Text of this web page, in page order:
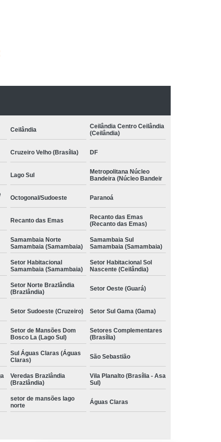
Neuroevolutivo Bobath Infantil
Bobath Asa Sul
Claras
Conceito Bobath
Neuroevolutivo Bobath
Ceilândia
Ceilândia Centro Ceilândia
(Ceilândia)
Cruzeiro Velho (Brasília) DF
Lago Sul
Metropolitana Núcleo
Bandeira (Núcleo Bandeir
Octogonal/Sudoeste Paranoá
Recanto das Emas
Recanto das Emas
(Recanto das Emas)
Samambaia Norte
Samambaia (Samambaia)
Samambaia Sul
Samambaia (Samambaia)
Setor Habitacional
Samambaia (Samambaia)
Setor Habitacional Sol
Nascente (Ceilândia)
Setor Norte Brazlândia
(Brazlândia)
Setor Oeste (Guará)
Setor Sudoeste (Cruzeiro) Setor Sul Gama (Gama)
Setor de Mansões Dom
Bosco La (Lago Sul)
Setores Complementares
(Brasília)
Sul Águas Claras (Águas
Claras)
São Sebastião
Veredas Brazlândia
(Brazlândia)
Vila Planalto (Brasília - Asa
Sul)
setor de mansões lago
norte
Águas Claras